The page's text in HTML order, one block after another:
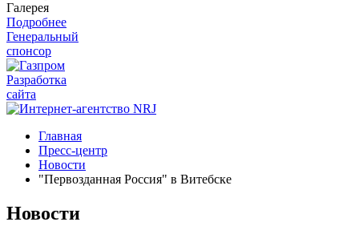
Галерея
Подробнее
Генеральный
спонсор
Разработка
сайта
Главная
Пресс-центр
Новости
"Первозданная Россия" в Витебске
Новости